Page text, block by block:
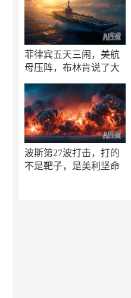
菲律宾五天三闹，美航
母压阵，布林肯说了大
波斯第27波打击，打的
不是靶子，是美利坚命